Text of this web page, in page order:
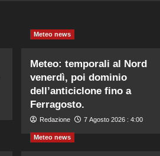
Meteo news
Meteo: temporali al Nord
venerdì, poi dominio
dell’anticiclone fino a
Ferragosto.
Redazione 7 Agosto 2026 : 4:00
Meteo news